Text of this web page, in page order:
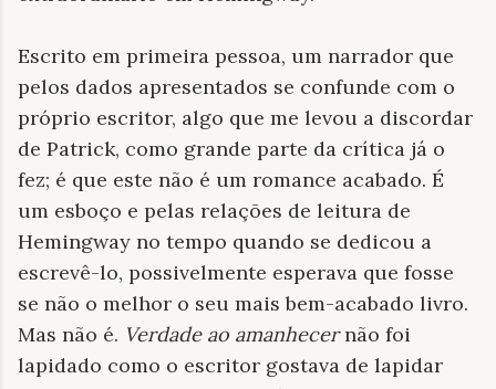
Escrito em primeira pessoa, um narrador que
pelos dados apresentados se confunde com o
próprio escritor, algo que me levou a discordar
de Patrick, como grande parte da crítica já o
fez; é que este não é um romance acabado. É
um esboço e pelas relações de leitura de
Hemingway no tempo quando se dedicou a
escrevê-lo, possivelmente esperava que fosse
se não o melhor o seu mais bem-acabado livro.
Mas não é. Verdade ao amanhecernão foi
lapidado como o escritor gostava de lapidar